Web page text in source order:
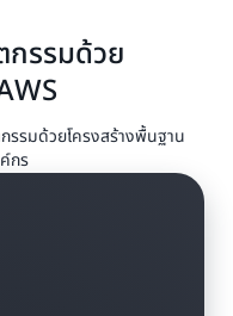
กรรมด้วย
รรมด้วยโครงสร้างพื้นฐาน
กร